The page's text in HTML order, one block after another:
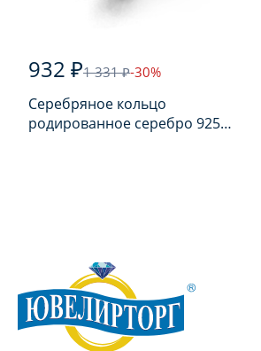
932 ₽1 331 ₽-30%
Серебряное кольцо
родированное серебро 925